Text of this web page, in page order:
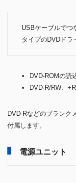
USBケーブルでつ
タイプのDVDドラ
DVD-ROMの読
DVD-R/RW、
DVD-Rなどのブランク
付属します。
電源ユニット